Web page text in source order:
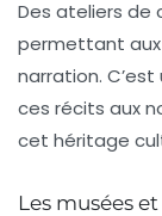
Des ateliers de
permettant aux
narration.
ces récits aux
cet héritage
Les musées